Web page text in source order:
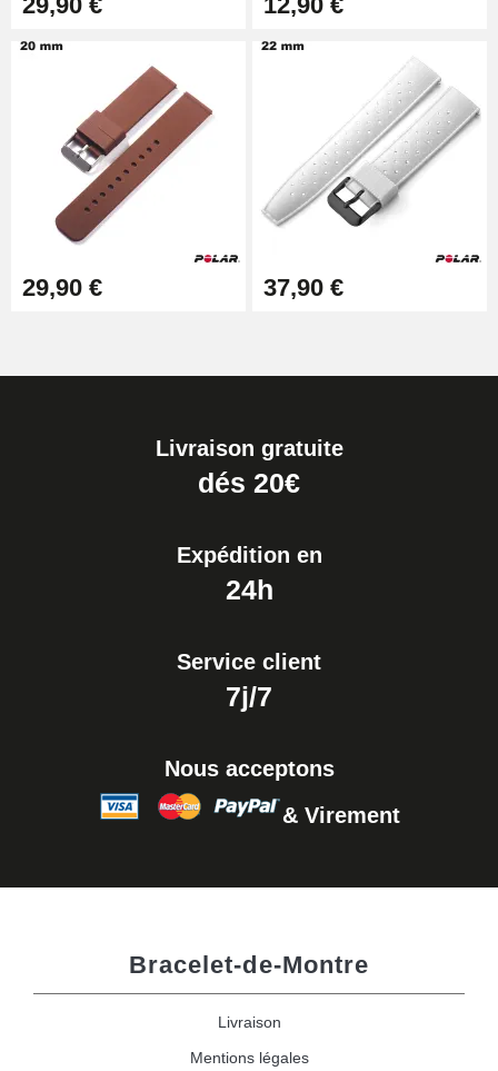
29,90 € 37,90 €
Livraison gratuite
dés 20€
Expédition en
24h
Service client
7j/7
Nous acceptons
& Virement
Bracelet-de-Montre
Livraison
Mentions légales